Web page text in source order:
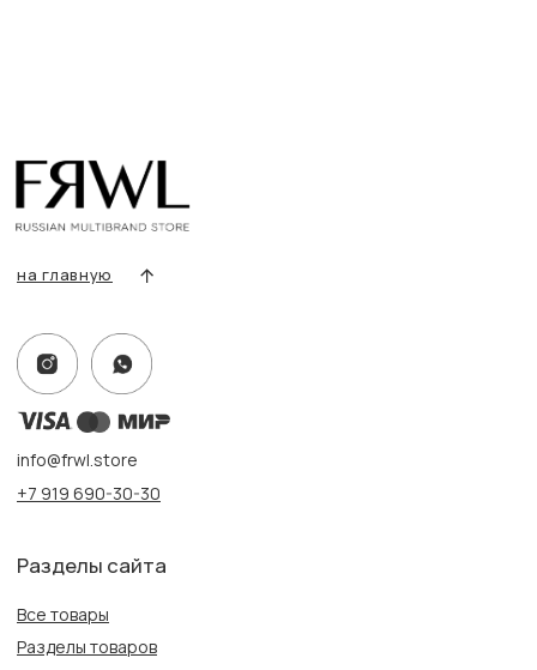
Информация
Политика конфиденциальности
Создание сайта
Адрес:
г. Казань, ул. Проспект Победы, 141 ТЦ МЕГА
ПН-ВС с 10:00 до 22:00